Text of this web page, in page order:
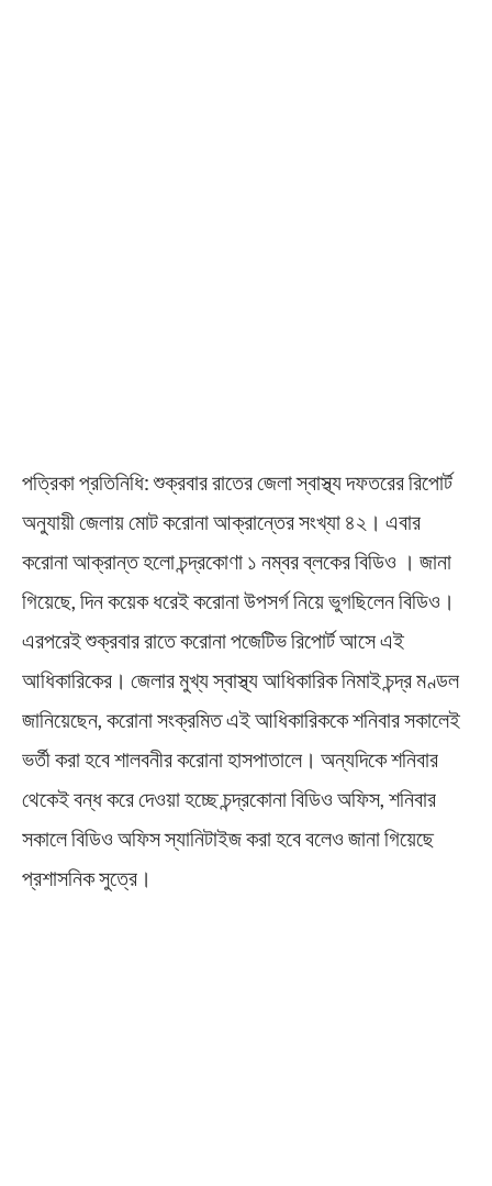
পত্রিকা প্রতিনিধি: শুক্রবার রাতের জেলা স্বাস্থ্য দফতরের রিপোর্ট
অনুযায়ী জেলায় মোট করোনা আক্রান্তের সংখ্যা ৪২। এবার
করোনা আক্রান্ত হলো চন্দ্রকোণা ১ নম্বর ব্লকের বিডিও । জানা
গিয়েছে, দিন কয়েক ধরেই করোনা উপসর্গ নিয়ে ভুগছিলেন বিডিও।
এরপরেই শুক্রবার রাতে করোনা পজেটিভ রিপোর্ট আসে এই
আধিকারিকের। জেলার মুখ্য স্বাস্থ্য আধিকারিক নিমাই চন্দ্র মণ্ডল
জানিয়েছেন, করোনা সংক্রমিত এই আধিকারিককে শনিবার সকালেই
ভর্তী করা হবে শালবনীর করোনা হাসপাতালে। অন্যদিকে শনিবার
থেকেই বন্ধ করে দেওয়া হচ্ছে চন্দ্রকোনা বিডিও অফিস, শনিবার
সকালে বিডিও অফিস স্যানিটাইজ করা হবে বলেও জানা গিয়েছে
প্রশাসনিক সুত্রে।